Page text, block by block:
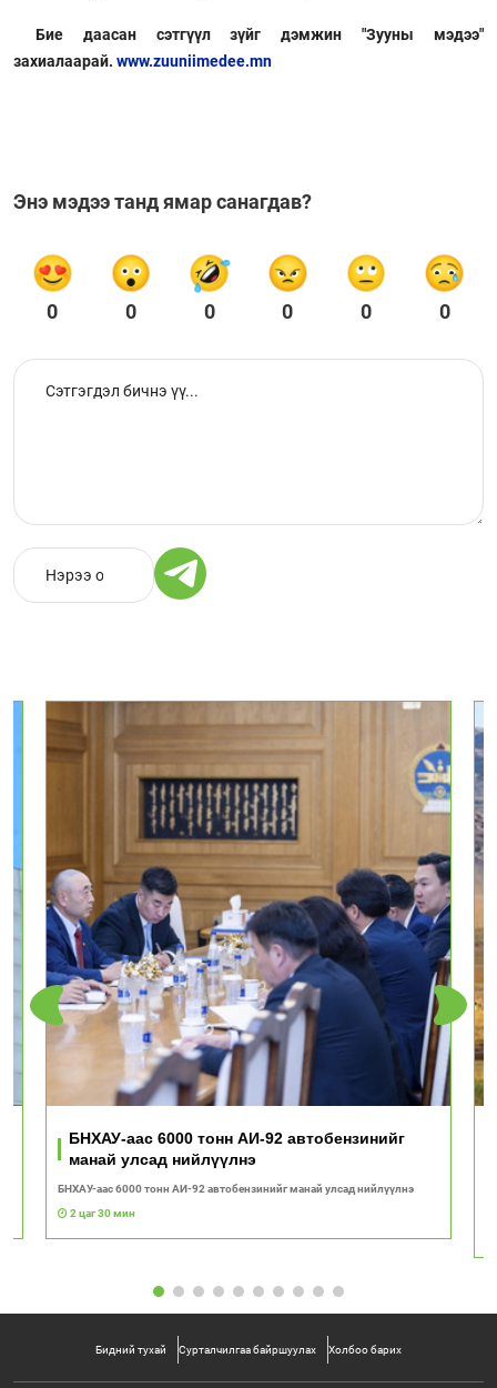
Бие даасан сэтгүүл зүйг дэмжин "Зууны мэдээ"
захиалаарай. www.zuuniimedee.mn
Энэ мэдээ танд ямар санагдав?
0 0 0 0 0 0
БНХАУ-аас 6000 тонн АИ-92 автобензинийг
манай улсад нийлүүлнэ
БНХАУ-аас 6000 тонн АИ-92 автобензинийг манай улсад нийлүүлнэ
2 цаг 30 мин
Бидний тухай Сурталчилгаа байршуулах Холбоо барих